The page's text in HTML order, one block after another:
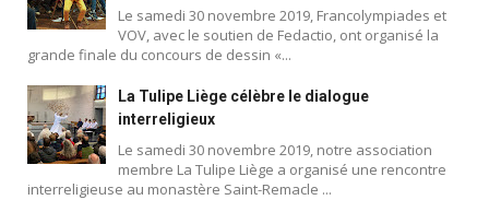
Le samedi 30 novembre 2019, Francolympiades et
VOV, avec le soutien de Fedactio, ont organisé la
grande finale du concours de dessin «...
La Tulipe Liège célèbre le dialogue
interreligieux
Le samedi 30 novembre 2019, notre association
membre La Tulipe Liège a organisé une rencontre
interreligieuse au monastère Saint-Remacle ...